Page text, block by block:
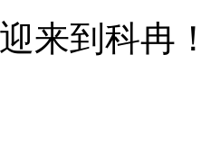
来到科冉！